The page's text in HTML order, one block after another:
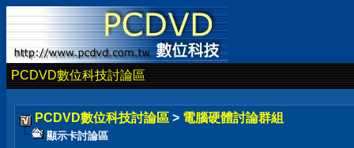
PCDVD數位科技討論區
PCDVD數位科技討論區 > 電腦硬體討論群組
顯示卡討論區